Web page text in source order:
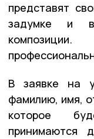
представят
задумке и
В заявке на
фамилию, имя,
которое
принимаются